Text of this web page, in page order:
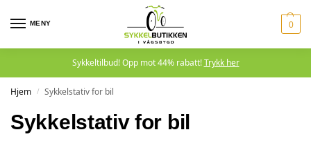
MENY 0
Sykkeltilbud! Opp mot 44% rabatt!Trykk her
Hjem / Sykkelstativ for bil
Sykkelstativ for bil